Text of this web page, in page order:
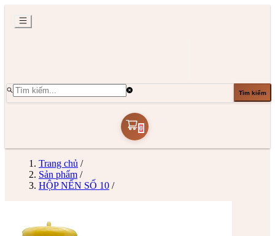
Tìm kiếm
0
Trang chủ /
Sản phẩm /
HỘP NẾN SỐ 10 /